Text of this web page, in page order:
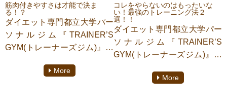
筋肉付きやすさは才能で決ま
る！？
ダイエット専門都立大学パー
ソナルジム『TRAINER’S
GYM(トレーナーズジム)』に
しております【泉妻颯】がご
More
コレをやらないのはもったいな
い！最強のトレーニング法２
選！！
ダイエット専門都立大学パー
ソナルジム『TRAINER’S
GYM(トレーナーズジム)』に
しております【泉妻颯】がご
More